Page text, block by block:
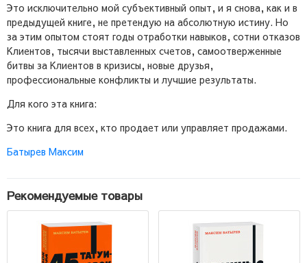
Это исключительно мой субъективный опыт, и я снова, как и в
предыдущей книге, не претендую на абсолютную истину. Но
за этим опытом стоят годы отработки навыков, сотни отказов
Клиентов, тысячи выставленных счетов, самоотверженные
битвы за Клиентов в кризисы, новые друзья,
профессиональные конфликты и лучшие результаты.
Для кого эта книга:
Это книга для всех, кто продает или управляет продажами.
Батырев Максим
Рекомендуемые товары